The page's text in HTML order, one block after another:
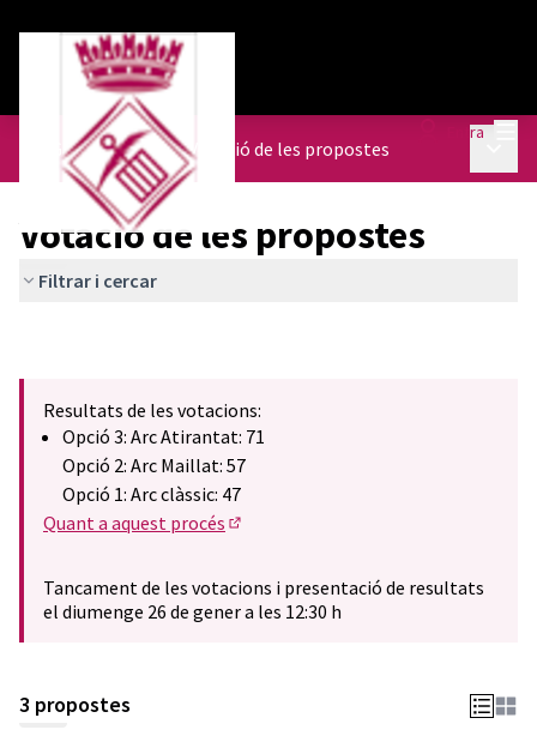
Entra
Les Grases decideix/Votació de les propostes
Votació de les propostes
Filtrar i cercar
Resultats de les votacions:
Opció 3: Arc Atirantat: 71
Opció 2: Arc Maillat: 57
Opció 1: Arc clàssic: 47
Quant a aquest procés
Tancament de les votacions i presentació de resultats
el diumenge 26 de gener a les 12:30 h
3 propostes